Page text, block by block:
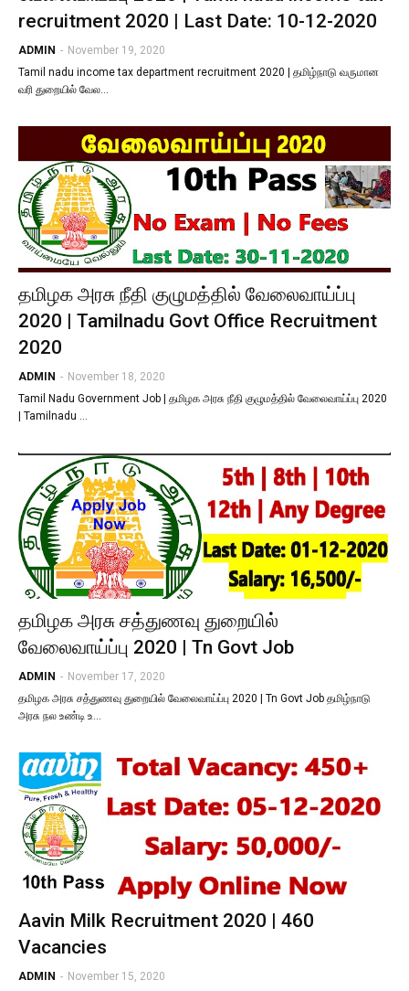
recruitment 2020 | Last Date: 10-12-2020
ADMIN - November 19, 2020
Tamil nadu income tax department recruitment 2020 | தமிழ்நாடு வருமான​
வரி துறையில் வேல…
தமிழக அரசு நீதி குழுமத்தில் வேலைவாய்ப்பு
2020 | Tamilnadu Govt Office Recruitment
2020
ADMIN - November 18, 2020
Tamil Nadu Government Job | தமிழக அரசு நீதி குழுமத்தில் வேலைவாய்ப்பு 2020
| Tamilnadu …
தமிழக அரசு சத்துணவு துறையில்
வேலைவாய்ப்பு 2020 | Tn Govt Job
ADMIN - November 17, 2020
தமிழக அரசு சத்துணவு துறையில் வேலைவாய்ப்பு 2020 | Tn Govt Job தமிழ்நாடு
அரசு நல உண்டி உ…
Aavin Milk Recruitment 2020 | 460
Vacancies
ADMIN - November 15, 2020